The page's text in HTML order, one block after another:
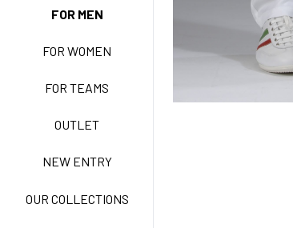
FOR MEN
FOR WOMEN
FOR TEAMS
OUTLET
NEW ENTRY
OUR COLLECTIONS